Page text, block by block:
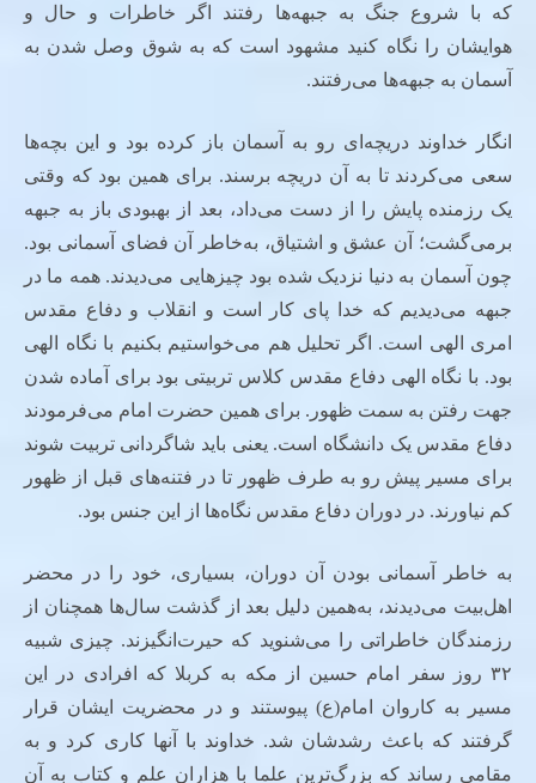
که با شروع جنگ به جبهه‌ها رفتند اگر خاطرات و حال و
هوایشان را نگاه کنید مشهود است که به شوق وصل شدن به
آسمان به جبهه‌ها می‌رفتند.
انگار خداوند دریچه‌ای رو به آسمان باز کرده بود و این بچه‌ها
سعی می‌کردند تا به آن دریچه برسند. برای همین بود که وقتی
یک رزمنده پایش را از دست می‌داد، بعد از بهبودی باز به جبهه
برمی‌گشت؛ آن عشق و اشتیاق، به‌خاطر آن فضای آسمانی بود.
چون آسمان به دنیا نزدیک شده بود چیزهایی می‌دیدند. همه ما در
جبهه می‌دیدیم که خدا پای کار است و انقلاب و دفاع مقدس
امری الهی است. اگر تحلیل هم می‌خواستیم بکنیم با نگاه الهی
بود. با نگاه الهی دفاع مقدس کلاس تربیتی بود برای آماده شدن
جهت رفتن به سمت ظهور. برای همین حضرت امام می‌فرمودند
دفاع مقدس یک دانشگاه است. یعنی باید شاگردانی تربیت شوند
برای مسیر پیش رو به طرف ظهور تا در فتنه‌های قبل از ظهور
کم نیاورند. در دوران دفاع مقدس نگاه‌ها از این جنس بود.
به خاطر آسمانی بودن آن دوران، بسیاری، خود را در محضر
اهل‌بیت می‌دیدند، به‌همین دلیل بعد از گذشت سال‌ها همچنان از
رزمندگان خاطراتی را می‌شنوید که حیرت‌انگیزند. چیزی شبیه
۳۲ روز سفر امام حسین از مکه به کربلا که افرادی در این
مسیر به کاروان امام(ع) پیوستند و در محضریت ایشان قرار
گرفتند که باعث رشدشان شد. خداوند با آنها کاری کرد و به
مقامی رساند که بزرگ‌ترین علما با هزاران علم و کتاب به آن